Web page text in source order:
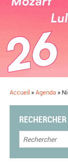
Accueil »Agenda »
RECHERCHER